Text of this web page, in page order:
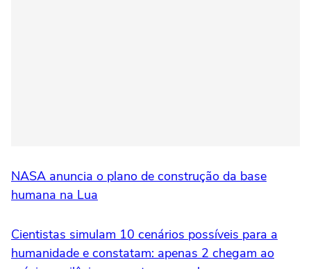
NASA anuncia o plano de construção da base
humana na Lua
Cientistas simulam 10 cenários possíveis para a
humanidade e constatam: apenas 2 chegam ao